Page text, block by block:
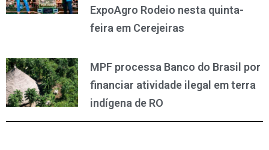
ExpoAgro Rodeio nesta quinta-
feira em Cerejeiras
MPF processa Banco do Brasil por
financiar atividade ilegal em terra
indígena de RO